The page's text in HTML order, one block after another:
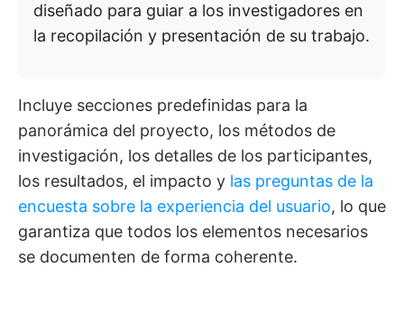
diseñado para guiar a los investigadores en
la recopilación y presentación de su trabajo.
Incluye secciones predefinidas para la
panorámica del proyecto, los métodos de
investigación, los detalles de los participantes,
los resultados, el impacto y las preguntas de la
encuesta sobre la experiencia del usuario, lo que
garantiza que todos los elementos necesarios
se documenten de forma coherente.